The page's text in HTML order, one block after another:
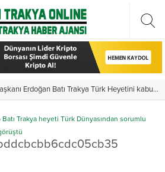
Türkiye Cumhurbaşkanı Erdoğan Batı Trakya Türk Heyetini kabul etti
Batı Trakya heyeti Türk Dünyasından sorumlu